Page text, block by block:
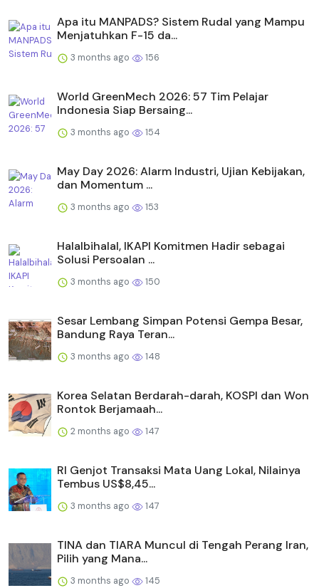
Apa itu MANPADS? Sistem Rudal yang Mampu
Menjatuhkan F-15 da...
3 months ago 156
World GreenMech 2026: 57 Tim Pelajar
Indonesia Siap Bersaing...
3 months ago 154
May Day 2026: Alarm Industri, Ujian Kebijakan,
dan Momentum ...
3 months ago 153
Halalbihalal, IKAPI Komitmen Hadir sebagai
Solusi Persoalan ...
3 months ago 150
Sesar Lembang Simpan Potensi Gempa Besar,
Bandung Raya Teran...
3 months ago 148
Korea Selatan Berdarah-darah, KOSPI dan Won
Rontok Berjamaah...
2 months ago 147
RI Genjot Transaksi Mata Uang Lokal, Nilainya
Tembus US$8,45...
3 months ago 147
TINA dan TIARA Muncul di Tengah Perang Iran,
Pilih yang Mana...
3 months ago 145